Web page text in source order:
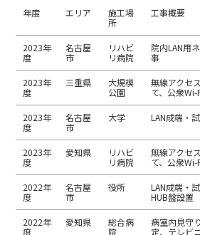
年度 エリア
施工場
所
工事概要
2023年
度
名古屋
市
リハビ
リ病院
院内LAN用
事
2023年
度
三重県
大規模
公園
無線アクセ
て、公衆
2023年
度
名古屋
市
大学 LAN成端・
2023年
度
愛知県
リハビ
リ病院
無線アクセ
て、公衆
2022年
度
名古屋
市
役所
LAN成端・
HUB盤設置
2022年
度
愛知県
総合病
院
病室内見守
定、テレビ